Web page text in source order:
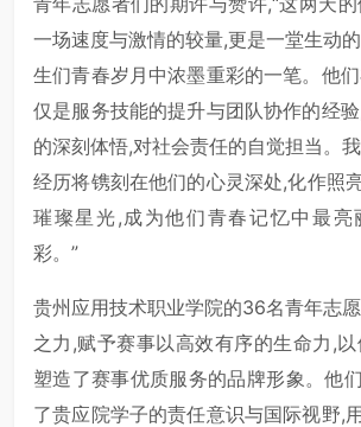
一场速度与激情的较量,更是一堂生动
生们青春岁月中浓墨重彩的一笔。他
仅是服务技能的提升与团队协作的经
的深刻体悟,对社会责任的自觉担当。
经历将镌刻在他们的心灵深处,化作照
璀璨星光,成为他们青春记忆中最亮
彩。”
贵州应用技术职业学院的36名青年志
之力,赋予赛事以高效有序的生命力,
塑造了赛事优质服务的品牌形象。他
了贵应院学子的责任意识与国际视野,